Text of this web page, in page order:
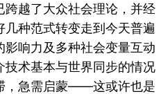
越了大众社会理论，并经
种范式转变走到今天普遍
响力及多种社会变量互动
术基本与世界同步的情况
，急需启蒙——这或许也是